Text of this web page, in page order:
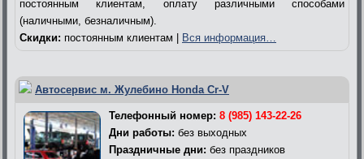
постоянным клиентам, оплату различными способами
(наличными, безналичным).
Скидки: постоянным клиентам | Вся информация…
Автосервис м. Жулебино Honda Cr-V
Телефонный номер: 8 (985) 143-22-26
Дни работы: без выходных
Праздничные дни: без праздников